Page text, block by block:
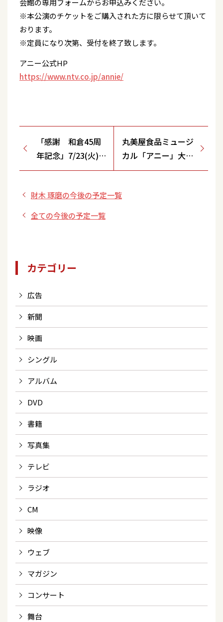
会館の専用フォームからお申込みください。
※本公演のチケットをご購入された方に限らせて頂いて
おります。
※定員になり次第、受付を終了致します。
アニー公式HP
https://www.ntv.co.jp/annie/
「感謝 和倉45周
年記念」7/23(火)ヨ
コスカベイサイド
丸美屋食品ミュージ
カル「アニー」大阪
公演
財木 琢磨の今後の予定一覧
全ての今後の予定一覧
カテゴリー
広告
新聞
映画
シングル
アルバム
DVD
書籍
写真集
テレビ
ラジオ
CM
映像
ウェブ
マガジン
コンサート
舞台